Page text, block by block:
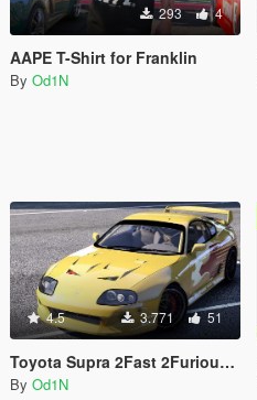
293 4
AAPE T-Shirt for Franklin
By Od1N
4.5 3.771 51
Toyota Supra 2Fast 2Furious Vinyl
By Od1N